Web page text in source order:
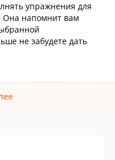
упражнения для
Она напомнит вам
не забудете дать